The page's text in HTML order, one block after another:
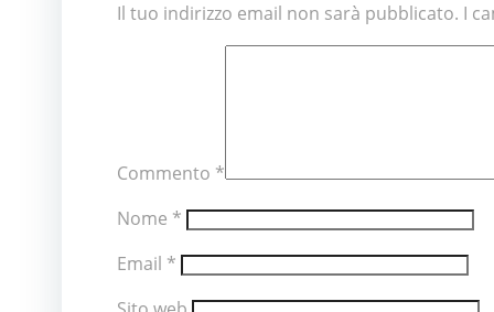
Il tuo indirizzo email non sarà pubblicato. I
Commento *
Nome *
Email *